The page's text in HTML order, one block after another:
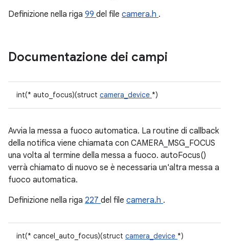
Definizione nella riga 99 del file camera.h .
Documentazione dei campi
int(* auto_focus)(struct camera_device *)
Avvia la messa a fuoco automatica. La routine di callback
della notifica viene chiamata con CAMERA_MSG_FOCUS
una volta al termine della messa a fuoco. autoFocus()
verrà chiamato di nuovo se è necessaria un'altra messa a
fuoco automatica.
Definizione nella riga 227 del file camera.h .
int(* cancel_auto_focus)(struct camera_device *)